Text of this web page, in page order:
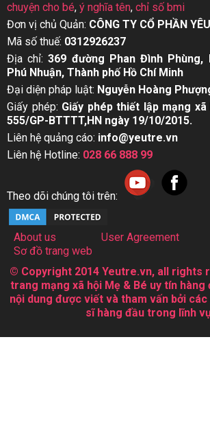
chuyện cho bé, ý nghĩa tên, chỉ số bmi
Đơn vị chủ Quản: CÔNG TY CỔ PHẦN
Mã số thuế: 0312926237
Địa chỉ:369 đường Phan Đình Phùng,
Phú Nhuận, Thành phố Hồ Chí Minh
Đại diện pháp luật: Nguyễn Hoàng
Giấy phép: Giấy phép thiết lập mạng
555/GP-BTTTT,HN ngày 19/10/2015.
Liên hệ quảng cáo: info@yeutre.vn
Liên hệ Hotline: 028 66 888 99
Theo dõi chúng tôi trên:
About us User Agreement
Sơ đồ trang web
© Copyright 2014 Yeutre.vn, all rights
trang mạng xã hội Mẹ & Bé uy tín hàng
nội dung được viết và tham vấn bởi
sĩ hàng đầu trong lĩnh